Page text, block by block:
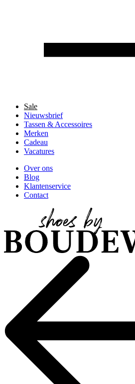
Sale
Nieuwsbrief
Tassen & Accessoires
Merken
Cadeau
Vacatures
Over ons
Blog
Klantenservice
Contact